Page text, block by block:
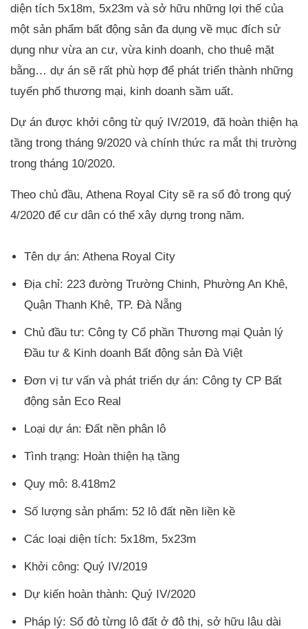
diện tích 5x18m, 5x23m và sở hữu những lợi thế của
một sản phẩm bất động sản đa dụng về mục đích sử
dụng như vừa an cư, vừa kinh doanh, cho thuê mặt
bằng… dự án sẽ rất phù hợp để phát triển thành những
tuyến phố thương mại, kinh doanh sầm uất.
Dự án được khởi công từ quý IV/2019, đã hoàn thiện hạ
tầng trong tháng 9/2020 và chính thức ra mắt thị trường
trong tháng 10/2020.
Theo chủ đầu, Athena Royal City sẽ ra sổ đỏ trong quý
4/2020 để cư dân có thể xây dựng trong năm.
Tên dự án: Athena Royal City
Địa chỉ: 223 đường Trường Chinh, Phường An Khê,
Quận Thanh Khê, TP. Đà Nẵng
Chủ đầu tư: Công ty Cổ phần Thương mại Quản lý
Đầu tư & Kinh doanh Bất động sản Đà Việt
Đơn vị tư vấn và phát triển dự án: Công ty CP Bất
động sản Eco Real
Loại dự án: Đất nền phân lô
Tình trạng: Hoàn thiện hạ tầng
Quy mô: 8.418m2
Số lượng sản phẩm: 52 lô đất nền liền kề
Các loại diện tích: 5x18m, 5x23m
Khởi công: Quý IV/2019
Dự kiến hoàn thành: Quý IV/2020
Pháp lý: Sổ đỏ từng lô đất ở đô thị, sở hữu lâu dài